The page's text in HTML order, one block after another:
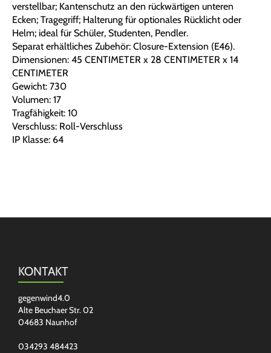
verstellbar; Kantenschutz an den rückwärtigen unteren
Ecken; Tragegriff; Halterung für optionales Rücklicht oder
Helm; ideal für Schüler, Studenten, Pendler.
Separat erhältliches Zubehör: Closure-Extension (E46).
Dimensionen: 45 CENTIMETER x 28 CENTIMETER x 14
CENTIMETER
Gewicht: 730
Volumen: 17
Tragfähigkeit: 10
Verschluss: Roll-Verschluss
IP Klasse: 64
KONTAKT
gegenwind4.0
Alte Beuchaer Str. 02
04683 Naunhof
034293 484423